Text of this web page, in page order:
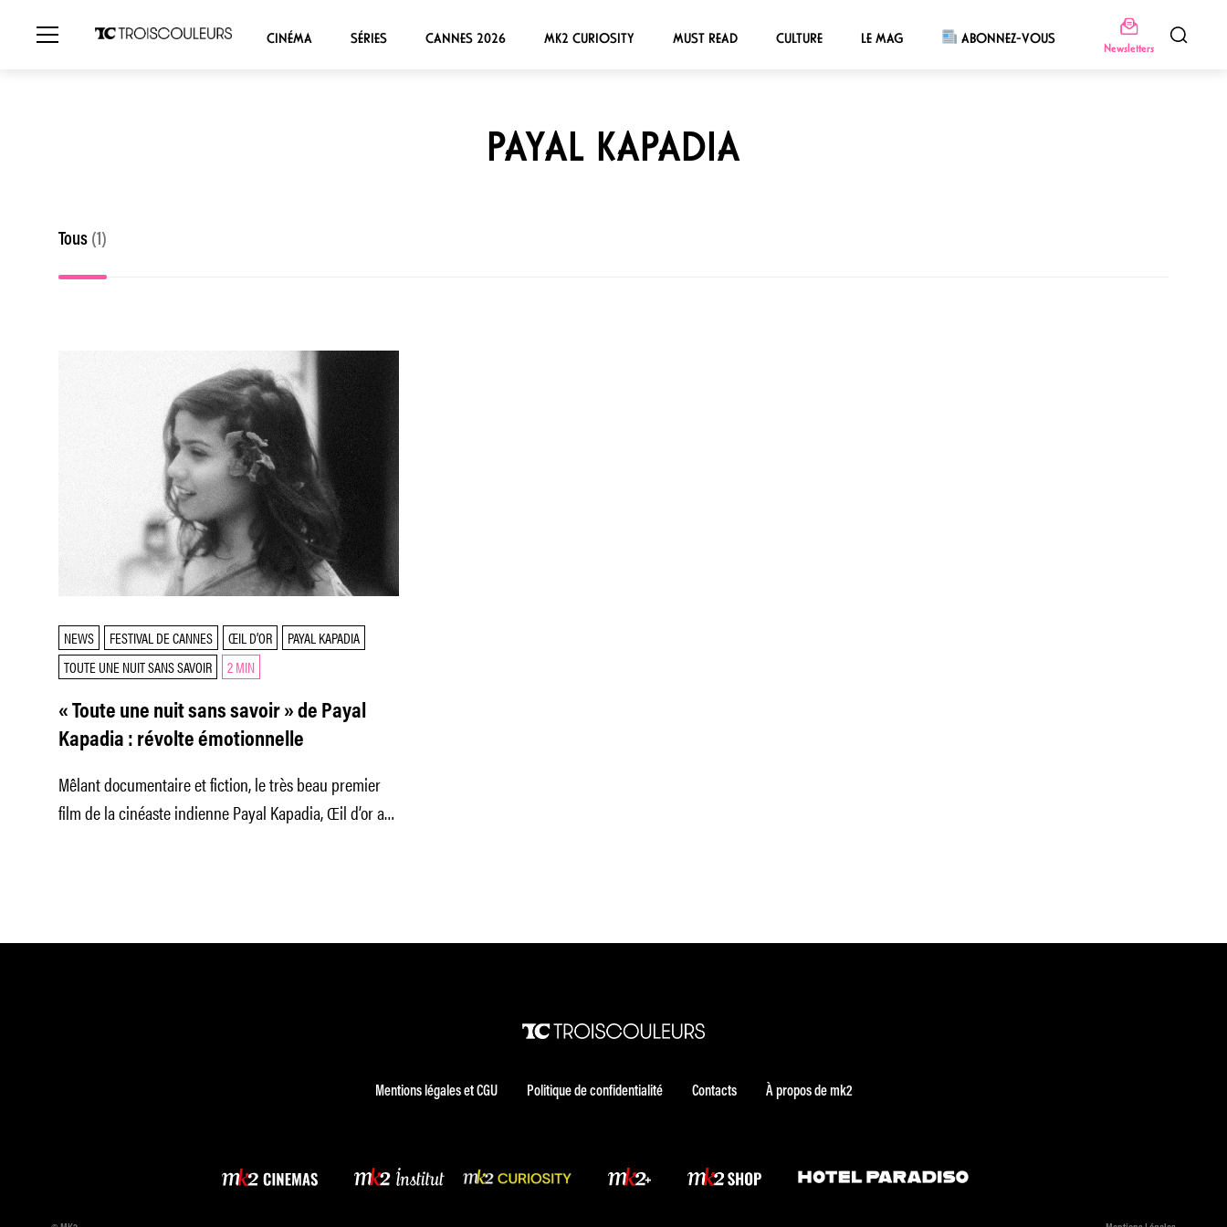
CINÉMA SÉRIES CANNES 2026 MK2 CURIOSITY MUST READ CULTURE LE MAG ABONNEZ-VOUS
Newsletters
PAYAL KAPADIA
Tous (1)
NEWS FESTIVAL DE CANNES ŒIL D’OR
PAYAL KAPADIA
TOUTE UNE NUIT SANS SAVOIR
2 MIN
« Toute une nuit sans savoir » de Payal
Kapadia : révolte émotionnelle
Mêlant documentaire et fiction, le très beau premier
film de la cinéaste indienne Payal Kapadia, Œil d’or au
Mentions légales et CGU Politique de confidentialité Contacts À propos de mk2